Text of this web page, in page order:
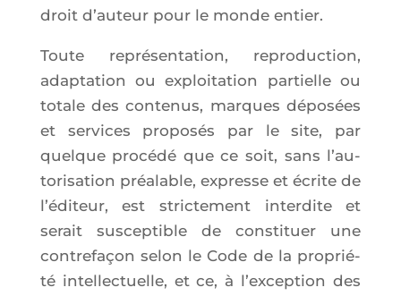
droit d’au­teur pour le monde entier.
Toute repré­sen­ta­tion, repro­duc­tion,
adap­ta­tion ou exploi­ta­tion par­tielle ou
totale des conte­nus, marques dépo­sées
et ser­vices pro­po­sés par le site, par
quelque pro­cé­dé que ce soit, sans l’au­
to­ri­sa­tion préa­lable, expresse et écrite de
l’é­di­teur, est stric­te­ment inter­dite et
serait sus­cep­tible de consti­tuer une
contre­fa­çon selon le Code de la pro­prié­
té intel­lec­tuelle, et ce, à l’ex­cep­tion des